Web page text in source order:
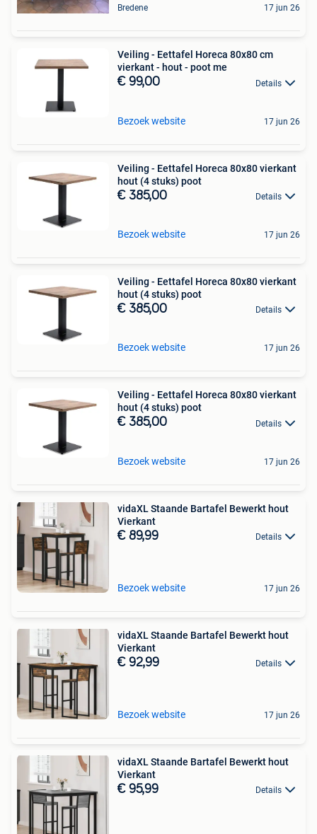
Bredene 17 jun 26
Veiling - Eettafel Horeca 80x80 cm
vierkant - hout - poot me
€ 99,00 Details
Bezoek website 17 jun 26
Veiling - Eettafel Horeca 80x80 vierkant
hout (4 stuks) poot
€ 385,00 Details
Bezoek website 17 jun 26
Veiling - Eettafel Horeca 80x80 vierkant
hout (4 stuks) poot
€ 385,00 Details
Bezoek website 17 jun 26
Veiling - Eettafel Horeca 80x80 vierkant
hout (4 stuks) poot
€ 385,00 Details
Bezoek website 17 jun 26
vidaXL Staande Bartafel Bewerkt hout
Vierkant
€ 89,99 Details
Bezoek website 17 jun 26
vidaXL Staande Bartafel Bewerkt hout
Vierkant
€ 92,99 Details
Bezoek website 17 jun 26
vidaXL Staande Bartafel Bewerkt hout
Vierkant
€ 95,99 Details